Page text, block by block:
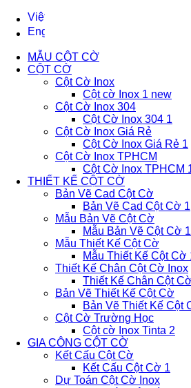
MẪU CỘT CỜ
CỘT CỜ
Cột Cờ Inox
Cột cờ Inox 1 new
Cột Cờ Inox 304
Cột Cờ Inox 304 1
Cột Cờ Inox Giá Rẻ
Cột Cờ Inox Giá Rẻ 1
Cột Cờ Inox TPHCM
Cột Cờ Inox TPHCM
THIẾT KẾ CỘT CỜ
Bản Vẽ Cad Cột Cờ
Bản Vẽ Cad Cột Cờ 1
Mẫu Bản Vẽ Cột Cờ
Mẫu Bản Vẽ Cột Cờ 1
Mẫu Thiết Kế Cột Cờ
Mẫu Thiết Kế Cột Cờ
Thiết Kế Chân Cột Cờ Inox
Thiết Kế Chân Cột
Bản Vẽ Thiết Kế Cột Cờ
Bản Vẽ Thiết Kế Cột
Cột Cờ Trường Học
Cột cờ Inox Tinta 2
GIA CÔNG CỘT CỜ
Kết Cấu Cột Cờ
Kết Cấu Cột Cờ 1
Dự Toán Cột Cờ Inox